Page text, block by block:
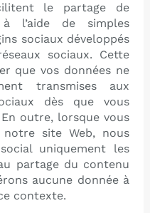
le partage de
l’aide de simples
sociaux développés
sociaux. Cette
que vos données ne
transmises aux
dès que vous
outre, lorsque vous
site Web, nous
uniquement les
partage du contenu
aucune donnée à
contexte.